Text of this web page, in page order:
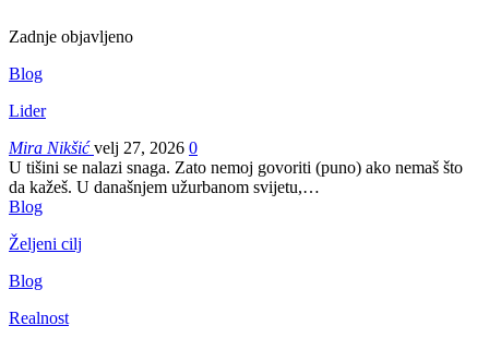
Zadnje objavljeno
Blog
Lider
Mira Nikšićvelj 27, 2026 0
U tišini se nalazi snaga. Zato nemoj govoriti (puno) ako nemaš što
da kažeš. U današnjem užurbanom svijetu,…
Blog
Željeni cilj
Blog
Realnost